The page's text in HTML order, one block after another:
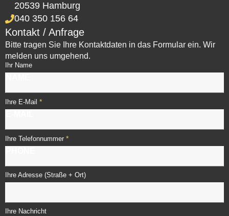
20539 Hamburg
040 350 156 64
Kontakt / Anfrage
Bitte tragen Sie Ihre Kontaktdaten in das Formular ein. Wir
melden uns umgehend.
Ihr Name
Ihre E-Mail *
Ihre Telefonnummer *
Ihre Adresse (Straße + Ort)
Ihre Nachricht